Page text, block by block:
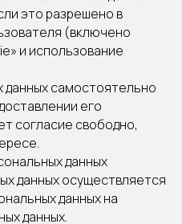
это разрешено в
(включено
и использование
данных самостоятельно
его
согласие свободно,
данных
данных осуществляется
данных на
данных.